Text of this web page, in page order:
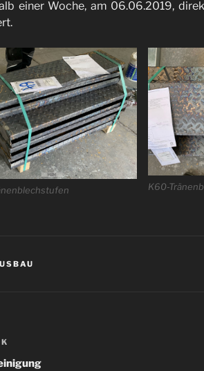
einer Woche, am 06.06.2019,
K60-